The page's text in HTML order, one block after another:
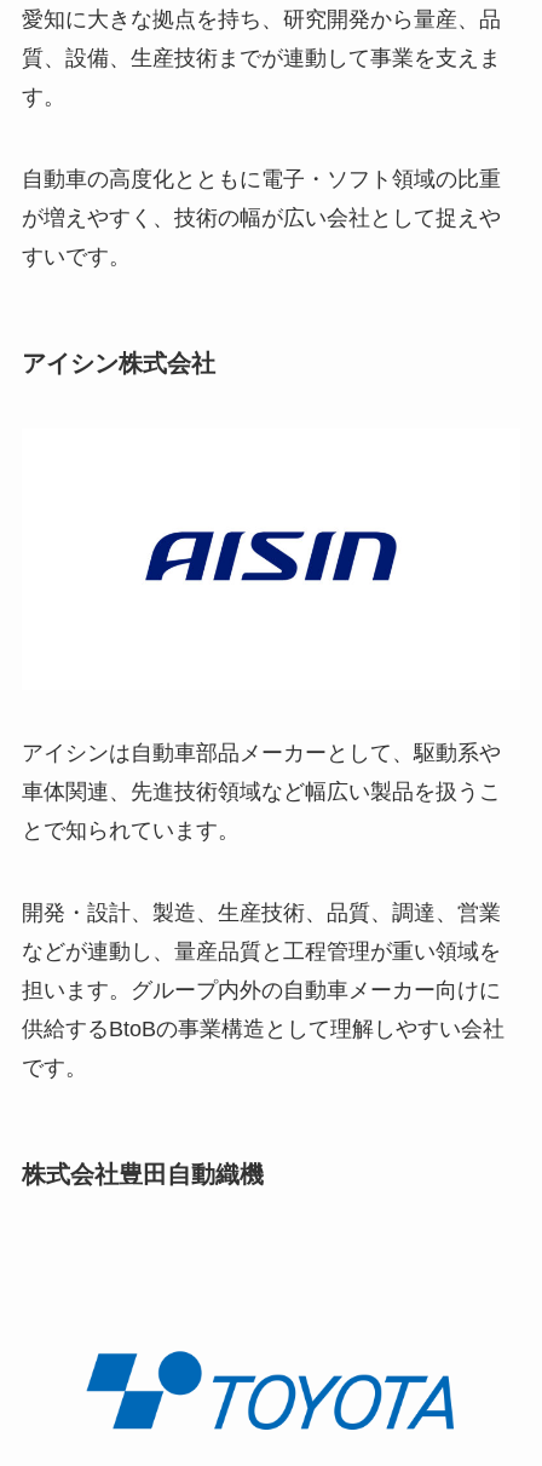
愛知に大きな拠点を持ち、研究開発から量産、品
質、設備、生産技術までが連動して事業を支えま
す。
自動車の高度化とともに電子・ソフト領域の比重
が増えやすく、技術の幅が広い会社として捉えや
すいです。
アイシン株式会社
アイシンは自動車部品メーカーとして、駆動系や
車体関連、先進技術領域など幅広い製品を扱うこ
とで知られています。
開発・設計、製造、生産技術、品質、調達、営業
などが連動し、量産品質と工程管理が重い領域を
担います。グループ内外の自動車メーカー向けに
供給するBtoBの事業構造として理解しやすい会社
です。
株式会社豊田自動織機